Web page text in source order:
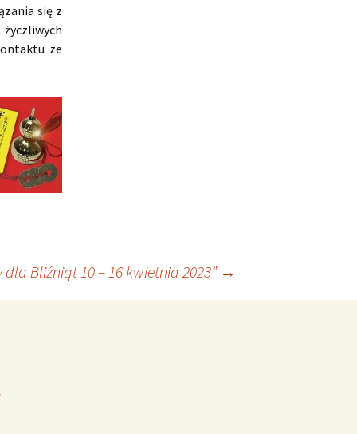
się z
ze
Bliźniąt 10 – 16 kwietnia 2023” →